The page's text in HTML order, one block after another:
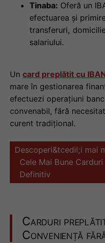
Tinaba: Oferă un
efectuarea și
transferuri,
salariului.
Un card preplătit cu
mare în gestionarea
efectuezi operațiuni
convenabil, fără
curent tradițional.
Descoperi&tcedil;i mai
Cele Mai Bune
Definitiv
Carduri
Conveniență